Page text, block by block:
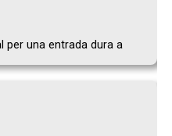
per una entrada dura a